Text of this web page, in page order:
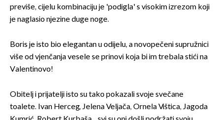
previše, cijelu kombinaciju je 'podigla' s visokim izrezom koji
je naglasio njezine duge noge.
Boris je isto bio elegantan u odijelu, a novopečeni supružnici
više od vjenčanja vesele se prinovi koja bi im trebala stići na
Valentinovo!
Obitelj i prijatelji isto su tako pokazali svoje svečane
toalete. Ivan Herceg, Jelena Veljača, Ornela Vištica, Jagoda